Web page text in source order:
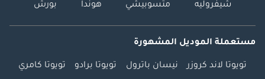
شيفروليه متسوبيشي هوندا بورش
مستعملة الموديل المشهورة
تويوتا لاند كروزر نيسان باترول تويوتا برادو تويوتا كامري